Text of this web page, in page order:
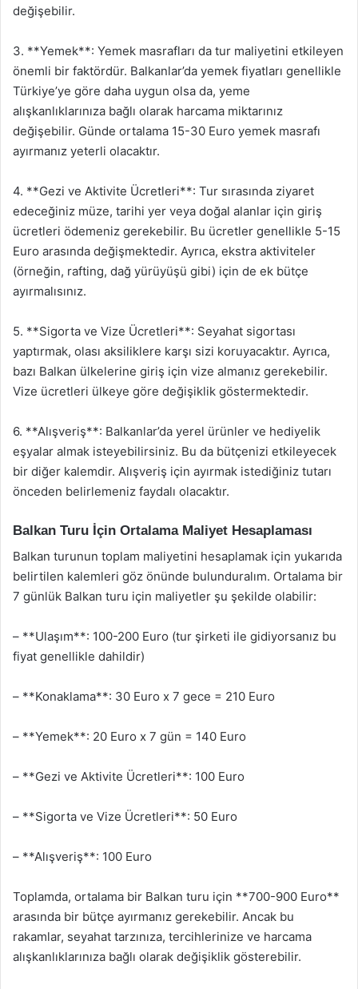
değişebilir.
3. **Yemek**: Yemek masrafları da tur maliyetini etkileyen
önemli bir faktördür. Balkanlar’da yemek fiyatları genellikle
Türkiye’ye göre daha uygun olsa da, yeme
alışkanlıklarınıza bağlı olarak harcama miktarınız
değişebilir. Günde ortalama 15-30 Euro yemek masrafı
ayırmanız yeterli olacaktır.
4. **Gezi ve Aktivite Ücretleri**: Tur sırasında ziyaret
edeceğiniz müze, tarihi yer veya doğal alanlar için giriş
ücretleri ödemeniz gerekebilir. Bu ücretler genellikle 5-15
Euro arasında değişmektedir. Ayrıca, ekstra aktiviteler
(örneğin, rafting, dağ yürüyüşü gibi) için de ek bütçe
ayırmalısınız.
5. **Sigorta ve Vize Ücretleri**: Seyahat sigortası
yaptırmak, olası aksiliklere karşı sizi koruyacaktır. Ayrıca,
bazı Balkan ülkelerine giriş için vize almanız gerekebilir.
Vize ücretleri ülkeye göre değişiklik göstermektedir.
6. **Alışveriş**: Balkanlar’da yerel ürünler ve hediyelik
eşyalar almak isteyebilirsiniz. Bu da bütçenizi etkileyecek
bir diğer kalemdir. Alışveriş için ayırmak istediğiniz tutarı
önceden belirlemeniz faydalı olacaktır.
Balkan Turu İçin Ortalama Maliyet Hesaplaması
Balkan turunun toplam maliyetini hesaplamak için yukarıda
belirtilen kalemleri göz önünde bulunduralım. Ortalama bir
7 günlük Balkan turu için maliyetler şu şekilde olabilir:
– **Ulaşım**: 100-200 Euro (tur şirketi ile gidiyorsanız bu
fiyat genellikle dahildir)
– **Konaklama**: 30 Euro x 7 gece = 210 Euro
– **Yemek**: 20 Euro x 7 gün = 140 Euro
– **Gezi ve Aktivite Ücretleri**: 100 Euro
– **Sigorta ve Vize Ücretleri**: 50 Euro
– **Alışveriş**: 100 Euro
Toplamda, ortalama bir Balkan turu için **700-900 Euro**
arasında bir bütçe ayırmanız gerekebilir. Ancak bu
rakamlar, seyahat tarzınıza, tercihlerinize ve harcama
alışkanlıklarınıza bağlı olarak değişiklik gösterebilir.